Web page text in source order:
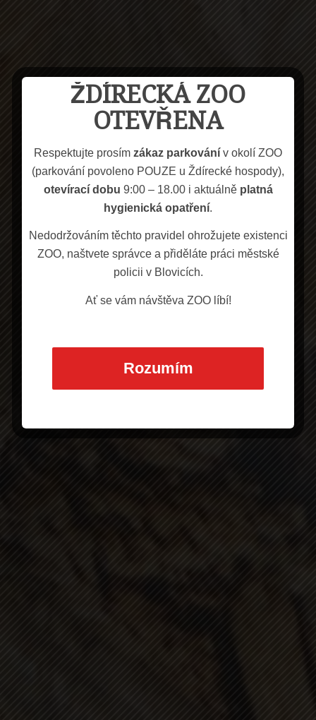
ŽDÍRECKÁ ZOO
OTEVŘENA
Respektujte prosím zákaz parkování v okolí ZOO
(parkování povoleno POUZE u Ždírecké hospody),
otevírací dobu 9:00 – 18.00 i aktuálně platná
hygienická opatření.
Nedodržováním těchto pravidel ohrožujete existenci
ZOO, naštvete správce a přiděláte práci městské
policii v Blovicích.
Ať se vám návštěva ZOO líbí!
Rozumím